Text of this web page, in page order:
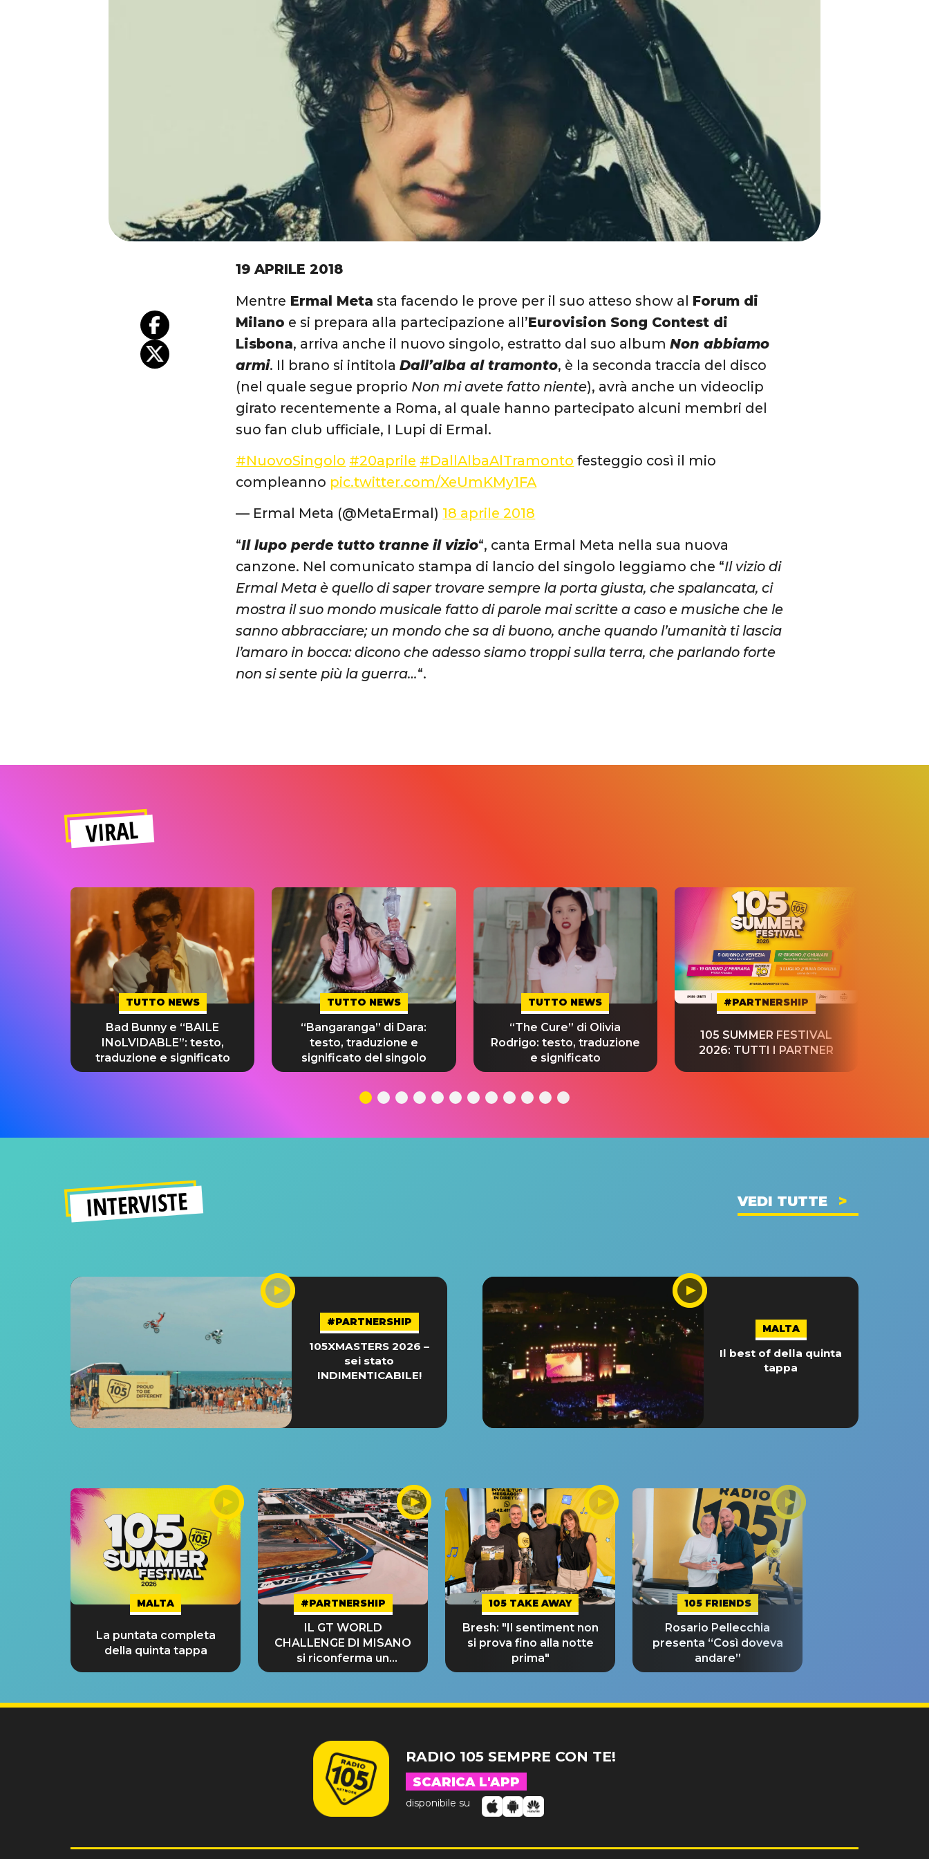
19 APRILE 2018
Mentre Ermal Meta sta facendo le prove per il suo atteso show al Forum di
Milano e si prepara alla partecipazione all’Eurovision Song Contest di
Lisbona, arriva anche il nuovo singolo, estratto dal suo album Non abbiamo
armi. Il brano si intitolaDall’alba al tramonto, è la seconda traccia del disco
(nel quale segue proprio Non mi avete fatto niente), avrà anche un videoclip
girato recentemente a Roma, al quale hanno partecipato alcuni membri del
suo fan club ufficiale, I Lupi di Ermal.
#NuovoSingolo #20aprile #DallAlbaAlTramonto festeggio così il mio
compleanno pic.twitter.com/XeUmKMy1FA
— Ermal Meta (@MetaErmal) 18 aprile 2018
“Il lupo perde tutto tranne il vizio“, canta Ermal Meta nella sua nuova
canzone. Nel comunicato stampa di lancio del singolo leggiamo che “Il vizio di
Ermal Meta è quello di saper trovare sempre la porta giusta, che spalancata, ci
mostra il suo mondo musicale fatto di parole mai scritte a caso e musiche che le
sanno abbracciare; un mondo che sa di buono, anche quando l’umanità ti lascia
l’amaro in bocca: dicono che adesso siamo troppi sulla terra, che parlando forte
non si sente più la guerra…“.
VIRAL
TUTTO NEWS
Bad Bunny e “BAILE
INoLVIDABLE”: testo,
traduzione e significato
TUTTO NEWS
“Bangaranga” di Dara:
testo, traduzione e
significato del singolo
TUTTO NEWS
“The Cure” di Olivia
Rodrigo: testo, traduzione
e significato
#PARTNERSHIP
105 SUMMER FESTIVAL
2026: TUTTI I PARTNER
INTERVISTE VEDI TUTTE
#PARTNERSHIP
105XMASTERS 2026 –
sei stato
INDIMENTICABILE!
MALTA
Il best of della quinta
tappa
MALTA
La puntata completa
della quinta tappa
#PARTNERSHIP
IL GT WORLD
CHALLENGE DI MISANO
si riconferma un
GRANDE SUCCESSO!
105 TAKE AWAY
Bresh: "Il sentiment non
si prova fino alla notte
prima"
105 FRIENDS
Rosario Pellecchia
presenta “Così doveva
andare”
RADIO 105 SEMPRE CON TE!
SCARICA L'APP
disponibile su